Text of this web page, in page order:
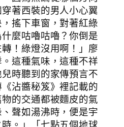
著西裝的男人小心翼
搖下車窗，對著紅綠
麼咕嚕咕嚕？你倒是
！綠燈沒用啊！」廖
這種氣味，這種不祥
時聽到的家傳預言不
沾醬秘笈》裡記載的
的交通都被麵皮的氣
聲如湯沸時，便是宇